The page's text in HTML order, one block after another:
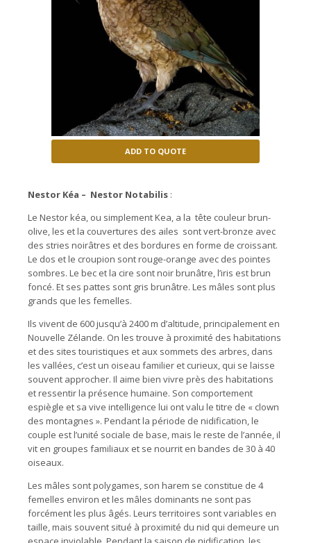
ADD TO QUOTE
Nestor Kéa – Nestor Notabilis :
Le Nestor kéa, ou simplement Kea, a la tête couleur brun-
olive, les et la couvertures des ailes sont vert-bronze avec
des stries noirâtres et des bordures en forme de croissant.
Le dos et le croupion sont rouge-orange avec des pointes
sombres. Le bec et la cire sont noir brunâtre, l’iris est brun
foncé. Et ses pattes sont gris brunâtre. Les mâles sont plus
grands que les femelles.
Ils vivent de 600 jusqu’à 2400 m d’altitude, principalement en
Nouvelle Zélande. On les trouve à proximité des habitations
et des sites touristiques et aux sommets des arbres, dans
les vallées, c’est un oiseau familier et curieux, qui se laisse
souvent approcher. Il aime bien vivre près des habitations
et ressentir la présence humaine. Son comportement
espiègle et sa vive intelligence lui ont valu le titre de « clown
des montagnes ». Pendant la période de nidification, le
couple est l’unité sociale de base, mais le reste de l’année, il
vit en groupes familiaux et se nourrit en bandes de 30 à 40
oiseaux.
Les mâles sont polygames, son harem se constitue de 4
femelles environ et les mâles dominants ne sont pas
forcément les plus âgés. Leurs territoires sont variables en
taille, mais souvent situé à proximité du nid qui demeure un